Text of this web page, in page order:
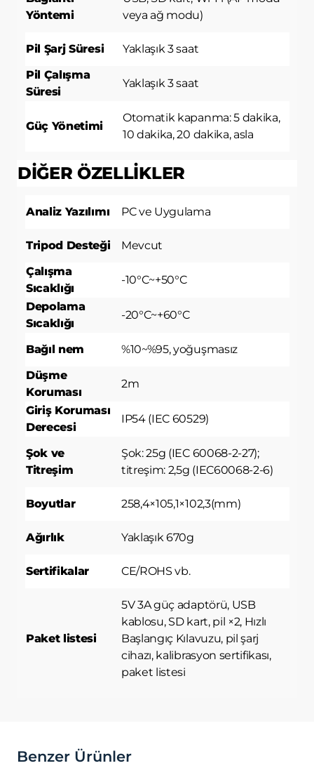
Yöntemi
veya ağ modu)
Pil Şarj Süresi
Yaklaşık 3 saat
Pil Çalışma
Süresi
Yaklaşık 3 saat
Güç Yönetimi
Otomatik kapanma: 5 dakika,
10 dakika, 20 dakika, asla
DİĞER ÖZELLİKLER
Analiz Yazılımı PC ve Uygulama
Tripod Desteği
Mevcut
Çalışma
Sıcaklığı
-10°C~+50°C
Depolama
Sıcaklığı
-20°C~+60°C
Bağıl nem
%10~%95, yoğuşmasız
Düşme
Koruması
2m
Giriş Koruması
Derecesi
IP54 (IEC 60529)
Şok ve
Titreşim
Şok: 25g (IEC 60068-2-27);
titreşim: 2,5g (IEC60068-2-6)
Boyutlar 258,4×105,1×102,3(mm)
Ağırlık Yaklaşık 670g
Sertifikalar CE/ROHS vb.
Paket listesi
5V 3A güç adaptörü, USB
kablosu, SD kart, pil ×2, Hızlı
Başlangıç ​​Kılavuzu, pil şarj
cihazı, kalibrasyon sertifikası,
paket listesi
Benzer Ürünler